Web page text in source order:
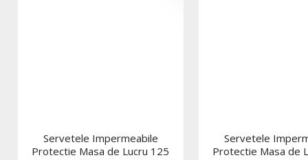
Servetele Impermeabile
Protectie Masa de Lucru 125
Servetele
Protectie Masa de